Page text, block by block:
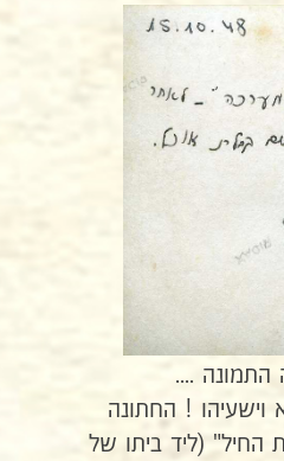
התמונה ....
וישעיהו ! החתונה
החיל" (ליד ביתו של